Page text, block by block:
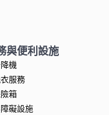
與便利設施
機
服務
箱
礙設施